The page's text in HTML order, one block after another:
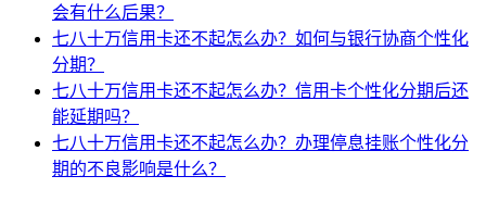
会有什么后果？
七八十万信用卡还不起怎么办？如何与银行协商个性化
分期？
七八十万信用卡还不起怎么办？信用卡个性化分期后还
能延期吗？
七八十万信用卡还不起怎么办？办理停息挂账个性化分
期的不良影响是什么？